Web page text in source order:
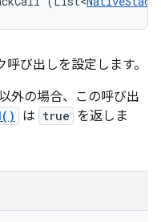
び出しを設定します。
以外の場合、この呼び出
は true を返しま